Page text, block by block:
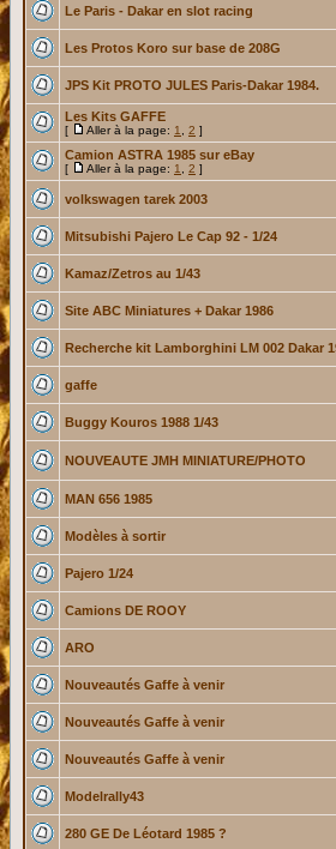
Le Paris - Dakar en slot racing
Les Protos Koro sur base de 208G
JPS Kit PROTO JULES Paris-Dakar 1984.
Les Kits GAFFE
[ Aller à la page: 1 2 ]
Camion ASTRA 1985 sur eBay
[ Aller à la page: 1 2 ]
volkswagen tarek 2003
Mitsubishi Pajero Le Cap 92 - 1/24
Kamaz/Zetros au 1/43
Site ABC Miniatures + Dakar 1986
Recherche kit Lamborghini LM 002 Dakar
gaffe
Buggy Kouros 1988 1/43
NOUVEAUTE JMH MINIATURE/PHOTO
MAN 656 1985
Modèles à sortir
Pajero 1/24
Camions DE ROOY
ARO
Nouveautés Gaffe à venir
Nouveautés Gaffe à venir
Nouveautés Gaffe à venir
Modelrally43
280 GE De Léotard 1985 ?